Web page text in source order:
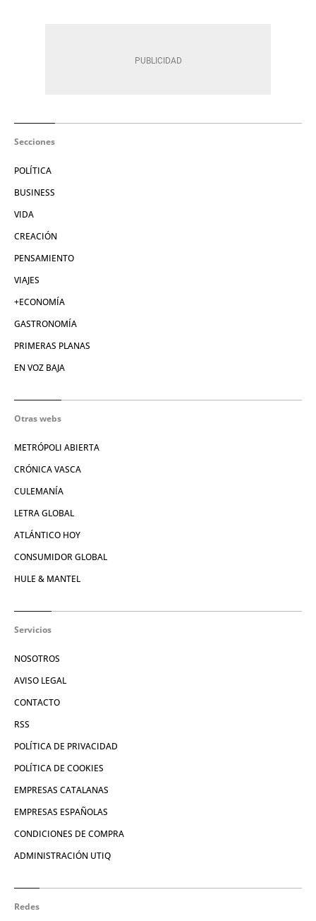
Secciones
POLÍTICA
BUSINESS
VIDA
CREACIÓN
PENSAMIENTO
VIAJES
+ECONOMÍA
GASTRONOMÍA
PRIMERAS PLANAS
EN VOZ BAJA
Otras webs
METRÓPOLI ABIERTA
CRÓNICA VASCA
CULEMANÍA
LETRA GLOBAL
ATLÁNTICO HOY
CONSUMIDOR GLOBAL
HULE & MANTEL
Servicios
NOSOTROS
AVISO LEGAL
CONTACTO
RSS
POLÍTICA DE PRIVACIDAD
POLÍTICA DE COOKIES
EMPRESAS CATALANAS
EMPRESAS ESPAÑOLAS
CONDICIONES DE COMPRA
ADMINISTRACIÓN UTIQ
Redes